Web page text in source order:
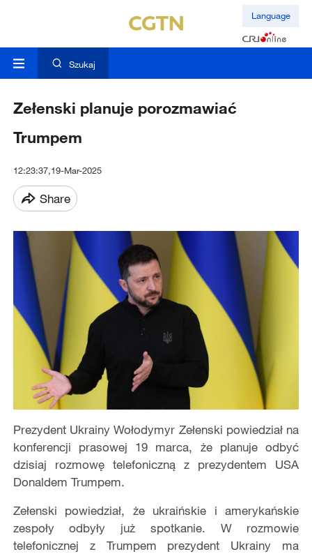
Language
Szukaj
Zełenski planuje porozmawiać
Trumpem
12:23:37,19-Mar-2025
Share
Prezydent Ukrainy Wołodymyr Zełenski powiedział na
konferencji prasowej 19 marca, że planuje odbyć
dzisiaj rozmowę telefoniczną z prezydentem USA
Donaldem Trumpem.
Zełenski powiedział, że ukraińskie i amerykańskie
zespoły odbyły już spotkanie. W rozmowie
telefonicznej z Trumpem prezydent Ukrainy ma